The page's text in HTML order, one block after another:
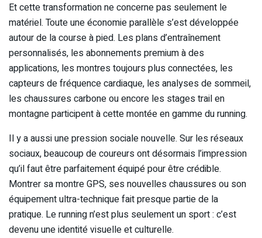
Et cette transformation ne concerne pas seulement le
matériel. Toute une économie parallèle s’est développée
autour de la course à pied. Les plans d’entraînement
personnalisés, les abonnements premium à des
applications, les montres toujours plus connectées, les
capteurs de fréquence cardiaque, les analyses de sommeil,
les chaussures carbone ou encore les stages trail en
montagne participent à cette montée en gamme du running.
Il y a aussi une pression sociale nouvelle. Sur les réseaux
sociaux, beaucoup de coureurs ont désormais l’impression
qu’il faut être parfaitement équipé pour être crédible.
Montrer sa montre GPS, ses nouvelles chaussures ou son
équipement ultra-technique fait presque partie de la
pratique. Le running n’est plus seulement un sport : c’est
devenu une identité visuelle et culturelle.